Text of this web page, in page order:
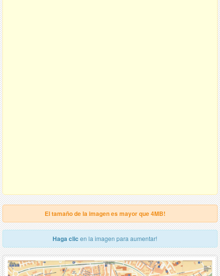
El tamaño de la imagen es mayor que 4MB!
Haga clic en la imagen para aumentar!